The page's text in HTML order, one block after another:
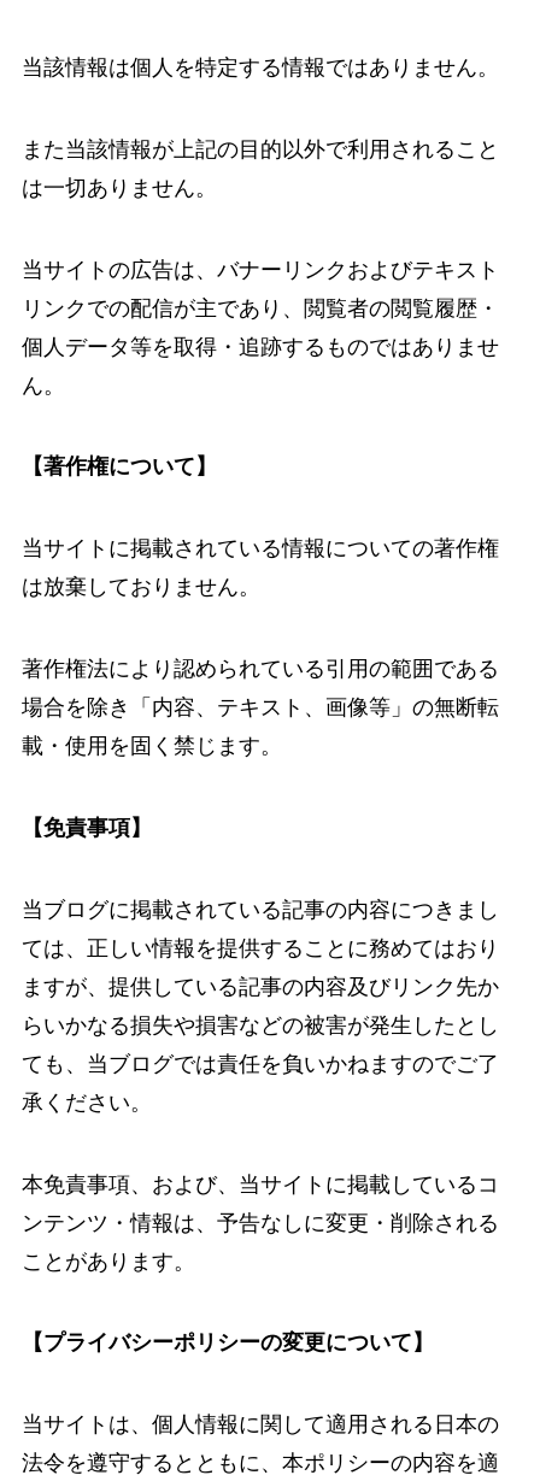
当該情報は個人を特定する情報ではありません。
また当該情報が上記の目的以外で利用されること
は一切ありません。
当サイトの広告は、バナーリンクおよびテキスト
リンクでの配信が主であり、閲覧者の閲覧履歴・
個人データ等を取得・追跡するものではありませ
ん。
【著作権について】
当サイトに掲載されている情報についての著作権
は放棄しておりません。
著作権法により認められている引用の範囲である
場合を除き「内容、テキスト、画像等」の無断転
載・使用を固く禁じます。
【免責事項】
当ブログに掲載されている記事の内容につきまし
ては、正しい情報を提供することに務めてはおり
ますが、提供している記事の内容及びリンク先か
らいかなる損失や損害などの被害が発生したとし
ても、当ブログでは責任を負いかねますのでご了
承ください。
本免責事項、および、当サイトに掲載しているコ
ンテンツ・情報は、予告なしに変更・削除される
ことがあります。
【プライバシーポリシーの変更について】
当サイトは、個人情報に関して適用される日本の
法令を遵守するとともに、本ポリシーの内容を適